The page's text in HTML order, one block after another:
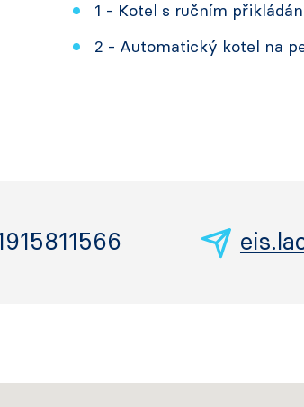
1 - Kotel s ručním
2 - Automatický kotel na